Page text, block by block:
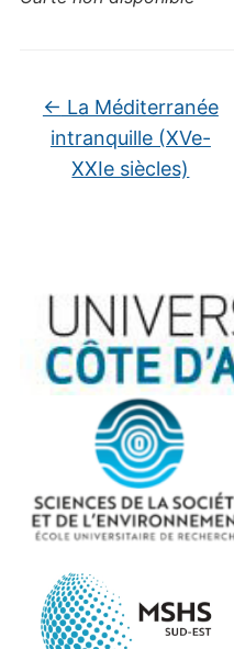
← La Méditerranée
intranquille (XVe-
XXIe siècles)